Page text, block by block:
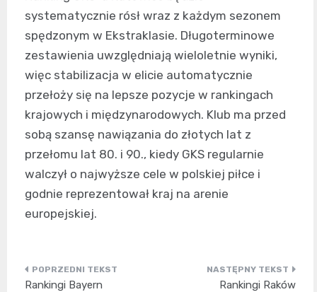
systematycznie rósł wraz z każdym sezonem
spędzonym w Ekstraklasie. Długoterminowe
zestawienia uwzględniają wieloletnie wyniki,
więc stabilizacja w elicie automatycznie
przełoży się na lepsze pozycje w rankingach
krajowych i międzynarodowych. Klub ma przed
sobą szansę nawiązania do złotych lat z
przełomu lat 80. i 90., kiedy GKS regularnie
walczył o najwyższe cele w polskiej piłce i
godnie reprezentował kraj na arenie
europejskiej.
Nawigacja
Rankingi Bayern
Rankingi Raków